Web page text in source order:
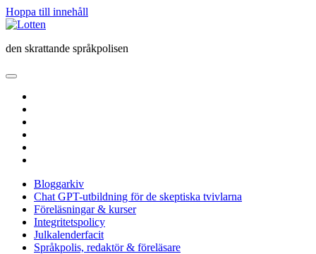
Hoppa till innehåll
Lotten
den skrattande språkpolisen
öppna
meny
Bloggarkiv
Chat GPT-utbildning för de skeptiska tvivlarna
Föreläsningar & kurser
Integritetspolicy
Julkalenderfacit
Språkpolis, redaktör & föreläsare